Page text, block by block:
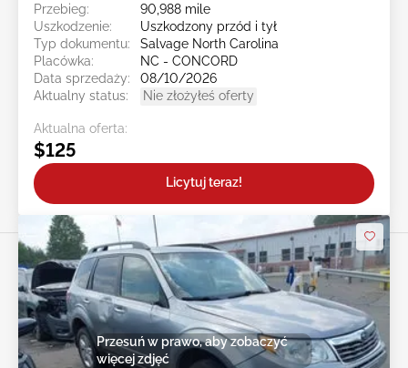
Przebieg:
90,988 mile
Uszkodzenie:
Uszkodzony przód i tył
Typ dokumentu:
Salvage North Carolina
Placówka:
NC - CONCORD
Data sprzedaży:
08/10/2026
Aktualny status:
Nie złożyłeś oferty
Aktualna oferta:
$125
Licytuj teraz!
Przesuń w prawo, aby zobaczyć
więcej zdjęć